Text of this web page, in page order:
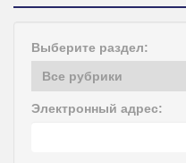
Выберите раздел:
Электронный адрес: